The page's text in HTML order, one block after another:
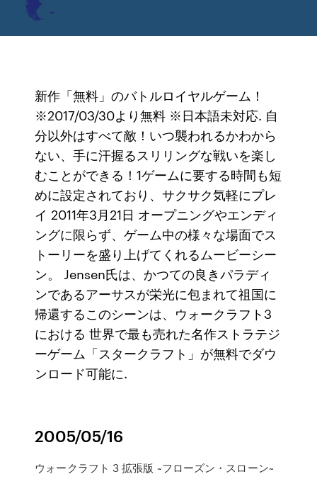
新作「無料」のバトルロイヤルゲーム！
※2017/03/30より無料 ※日本語未対応. 自
分以外はすべて敵！いつ襲われるかわから
ない、手に汗握るスリリングな戦いを楽し
むことができる！1ゲームに要する時間も短
めに設定されており、サクサク気軽にプレ
イ 2011年3月21日 オープニングやエンディ
ングに限らず、ゲーム中の様々な場面でス
トーリーを盛り上げてくれるムービーシー
ン。 Jensen氏は、かつての良きパラディ
ンであるアーサスが栄光に包まれて祖国に
帰還するこのシーンは、ウォークラフト3
における 世界で最も売れた名作ストラテジ
ーゲーム「スタークラフト」が無料でダウ
ンロード可能に.
2005/05/16
ウォークラフト 3 拡張版 ~フローズン・スローン~